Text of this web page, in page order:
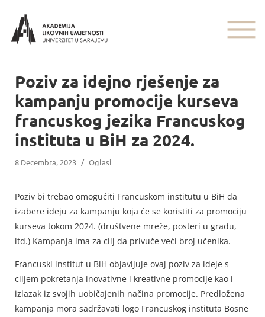
Poziv za idejno rješenje za
kampanju promocije kurseva
francuskog jezika Francuskog
instituta u BiH za 2024.
8 Decembra, 2023 / Oglasi
Poziv bi trebao omogućiti Francuskom institutu u BiH da
izabere ideju za kampanju koja će se koristiti za promociju
kurseva tokom 2024. (društvene mreže, posteri u gradu,
itd.) Kampanja ima za cilj da privuče veći broj učenika.
Francuski institut u BiH objavljuje ovaj poziv za ideje s
ciljem pokretanja inovativne i kreativne promocije kao i
izlazak iz svojih uobičajenih načina promocije. Predložena
kampanja mora sadržavati logo Francuskog instituta Bosne